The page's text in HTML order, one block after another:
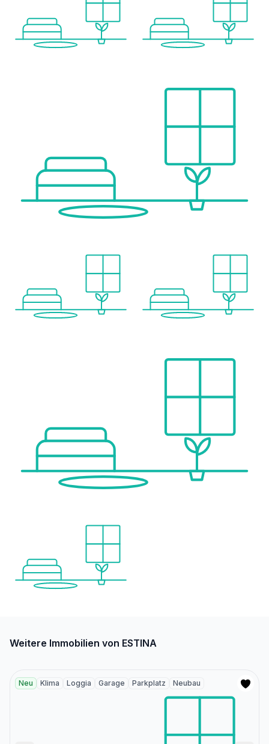
Weitere Immobilien von ESTINA
Neu Klima Loggia Garage Parkplatz Neubau